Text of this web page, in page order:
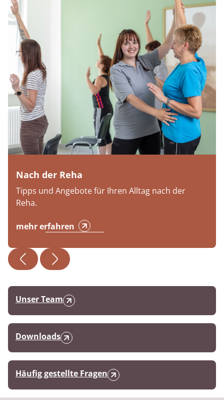
Nach der Reha
Tipps und Angebote für Ihren Alltag nach der
Reha.
mehr erfahren
Unser Team
Downloads
Häufig gestellte Fragen